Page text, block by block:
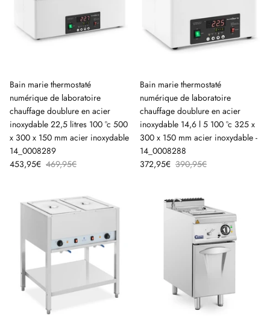
Bain marie thermostaté
numérique de laboratoire
chauffage doublure en acier
inoxydable 22,5 litres 100 °c 500
x 300 x 150 mm acier inoxydable
14_0008289
453,95€ 469,95€
Bain marie thermostaté
numérique de laboratoire
chauffage doublure en acier
inoxydable 14,6 l 5 100 °c 325 x
300 x 150 mm acier inoxydable -
14_0008288
372,95€ 390,95€